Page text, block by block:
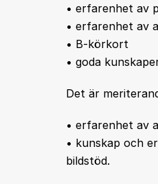
• erfarenhet av
• erfarenhet av
• B-körkort
• goda
Det är
• erfarenhet av
• kunskap och
bildstöd.